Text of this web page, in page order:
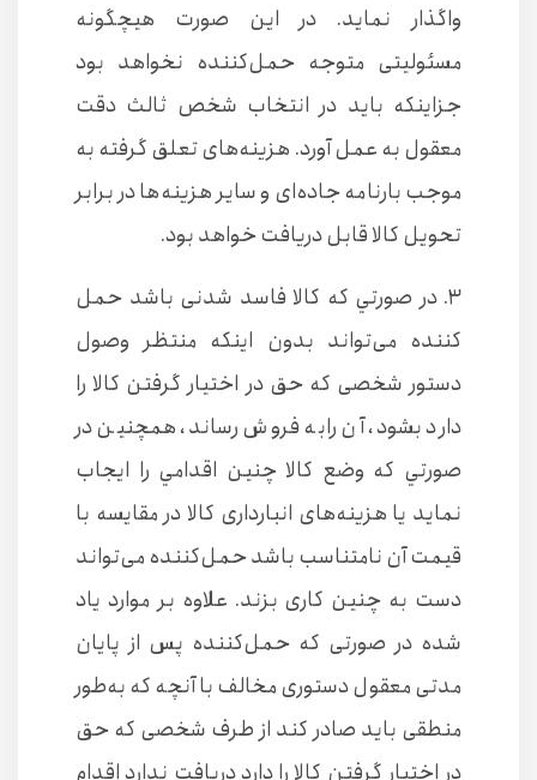
واگذار نمايد. در اين صورت هيچگونه
مسئوليتی متوجه حمل‌كننده نخواهد بود
جز‌اينكه بايد در انتخاب شخص ثالث دقت
معقول به عمل آورد. هزينه‌های تعلق گرفته به
موجب بارنامه جاده‌ای و ساير هزينه‌ها در برابر
تحويل كالا قابل ‌دريافت خواهد بود.
۳. در صورتي كه كالا فاسد شدنی باشد حمل
كننده می‌تواند بدون اينكه منتظر وصول
دستور شخصی كه حق در اختيار گرفتن كالا را
دارد بشود، آن را‌به فروش رساند، همچنين در
صورتي كه وضع كالا چنين اقدامي را ايجاب
نمايد يا هزينه‌های انبارداری كالا در مقايسه با
قيمت آن نامتناسب باشد‌ حمل‌كننده می‌تواند
دست به چنين كاری بزند. علاوه بر موارد ياد
شده در صورتی كه حمل‌كننده پس از پايان
مدتی معقول دستوری مخالف با آنچه كه به‌طور
منطقی بايد صادر كند از طرف شخصی كه حق
در اختيار گرفتن كالا را دارد دريافت ندارد اقدام